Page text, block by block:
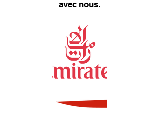
avec nous.